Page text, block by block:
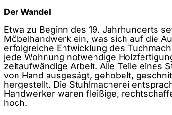
Der Wandel
Etwa zu Beginn des 19. Jahrhunderts
Möbelhandwerk ein, was sich auf die
erfolgreiche Entwicklung des
jede Wohnung notwendige
zeitaufwändige Arbeit. Alle Teile eines
von Hand ausgesägt, gehobelt,
hergestellt. Die Stuhlmacherei
Handwerker waren fleißige,
hoch.